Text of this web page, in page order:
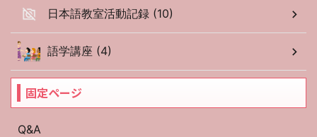
日本語教室活動記録 (10)
語学講座 (4)
固定ページ
Q&A